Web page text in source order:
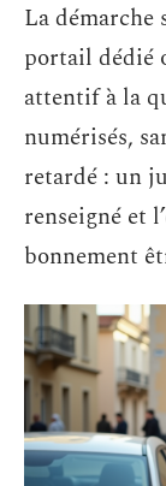
La
portail dédié
attentif à la
numérisés,
retardé : un
renseigné et
bonnement